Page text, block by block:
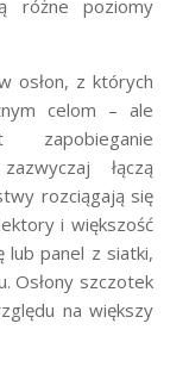
różne poziomy
osłon, z których
celom – ale
zapobieganie
łączą
rozciągają się
i większość
lub panel z siatki,
Osłony szczotek
na większy